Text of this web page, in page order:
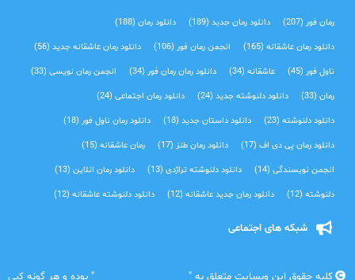
رمان فور(207) دانلود رمان جدید(189) دانلود رمان(188)
دانلود رمان عاشقانه(165) انجمن رمان فور(106) دانلود رمان عاشقانه جدید(56)
ناول فور(45) عاشقانه(34) دانلود رمان رمان فور(34) انجمن رمان نویسی(33)
رمان(33) دانلود دلنوشته جدید(24) دانلود رمان اجتماعی‌(24)
دانلود دلنوشته(23) دانلود داستان جدید(18) دانلود رمان ناول فور(18)
دانلود رمان پی دی اف(17) دانلود رمان طنز(17) رمان عاشقانه(15)
انجمن نویسندگی(14) دانلود دلنوشته تراژدی‌(13) دانلود رمان انلاین(13)
دلنوشته(12) دانلود رمان جدید عاشقانه(12) دانلود دلنوشته عاشقانه(12)
شبکه های اجتماعی
کلیه حقوق این وبسایت متعلق به " " بوده و هر گونه کپی